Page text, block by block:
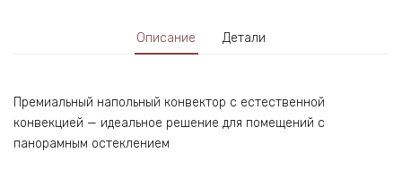
Описание Детали
Премиальный напольный конвектор с естественной
конвекцией — идеальное решение для помещений с
панорамным остеклением